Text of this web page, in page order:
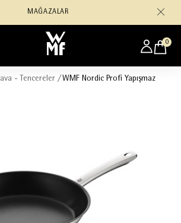
MAĞAZALAR
0
Tava - Tencereler / WMF Nordic Profi Yapışmaz